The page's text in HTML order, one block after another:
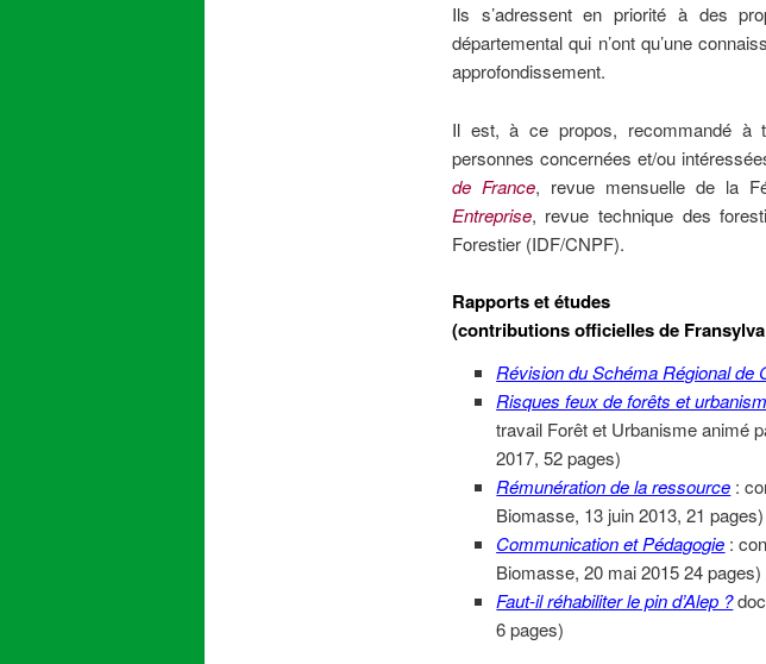
Ils s’adressent en priorité à des
départemental qui n’ont qu’une
approfondissement.
Il est, à ce propos, recommandé à
personnes concernées et/ou
de France, revue mensuelle de la
Entreprise, revue technique des
Forestier (IDF/CNPF).
Rapports et études
(contributions officielles de
Révision du Schéma Régional de
Risques feux de forêts et
travail Forêt et Urbanisme animé
2017, 52 pages)
Rémunération de la ressource :
Biomasse, 13 juin 2013, 21 pages)
Communication et Pédagogie :
Biomasse, 20 mai 2015 24 pages)
Faut-il réhabiliter le pin d’Alep ?
6 pages)